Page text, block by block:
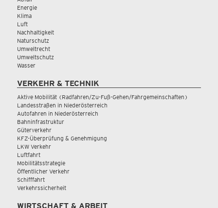
Energie
Klima
Luft
Nachhaltigkeit
Naturschutz
Umweltrecht
Umweltschutz
Wasser
VERKEHR & TECHNIK
Aktive Mobilität (Radfahren/Zu-Fuß-Gehen/Fahrgemeinschaften)
Landesstraßen in Niederösterreich
Autofahren in Niederösterreich
Bahninfrastruktur
Güterverkehr
KFZ-Überprüfung & Genehmigung
LKW Verkehr
Luftfahrt
Mobilitätsstrategie
Öffentlicher Verkehr
Schifffahrt
Verkehrssicherheit
WIRTSCHAFT & ARBEIT